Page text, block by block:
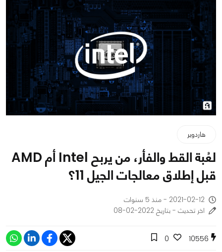
هاردوير
لعُبة القط والفأر، من يربح Intel أم AMD
قبل إطلاق معالجات الجيل 11؟
2021-02-12 - منذ 5 سنوات
اخر تحديث - بتاريخ 2022-02-08
10556
0